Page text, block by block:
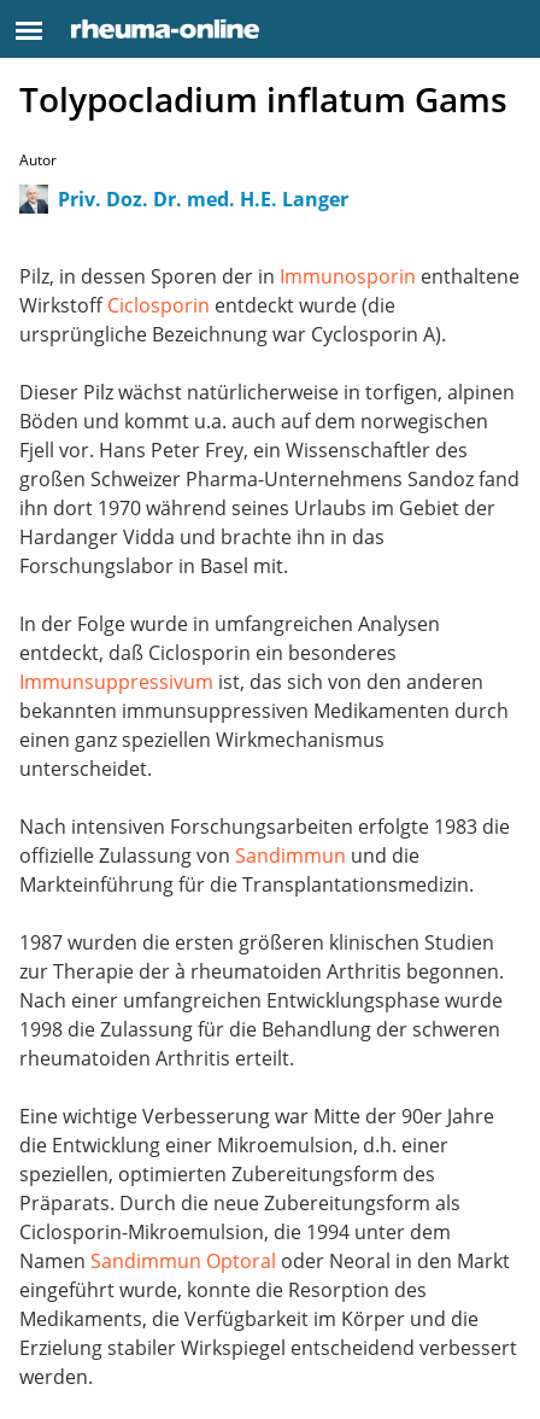
Tolypocladium inflatum Gams
Autor
Priv. Doz. Dr. med. H.E. Langer
Pilz, in dessen Sporen der in Immunosporin enthaltene
WirkstoffCiclosporin entdeckt wurde (die
ursprüngliche Bezeichnung war Cyclosporin A).
Dieser Pilz wächst natürlicherweise in torfigen, alpinen
Böden und kommt u.a. auch auf dem norwegischen
Fjell vor. Hans Peter Frey, ein Wissenschaftler des
großen Schweizer Pharma-Unternehmens Sandoz fand
ihn dort 1970 während seines Urlaubs im Gebiet der
Hardanger Vidda und brachte ihn in das
Forschungslabor in Basel mit.
In der Folge wurde in umfangreichen Analysen
entdeckt, daß Ciclosporin ein besonderes
Immunsuppressivum ist, das sich von den anderen
bekannten immunsuppressiven Medikamenten durch
einen ganz speziellen Wirkmechanismus
unterscheidet.
Nach intensiven Forschungsarbeiten erfolgte 1983 die
offizielle Zulassung von Sandimmun und die
Markteinführung für die Transplantationsmedizin.
1987 wurden die ersten größeren klinischen Studien
zur Therapie der à rheumatoiden Arthritis begonnen.
Nach einer umfangreichen Entwicklungsphase wurde
1998 die Zulassung für die Behandlung der schweren
rheumatoiden Arthritis erteilt.
Eine wichtige Verbesserung war Mitte der 90er Jahre
die Entwicklung einer Mikroemulsion, d.h. einer
speziellen, optimierten Zubereitungsform des
Präparats. Durch die neue Zubereitungsform als
Ciclosporin-Mikroemulsion, die 1994 unter dem
Namen Sandimmun Optoral oder Neoral in den Markt
eingeführt wurde, konnte die Resorption des
Medikaments, die Verfügbarkeit im Körper und die
Erzielung stabiler Wirkspiegel entscheidend verbessert
werden.